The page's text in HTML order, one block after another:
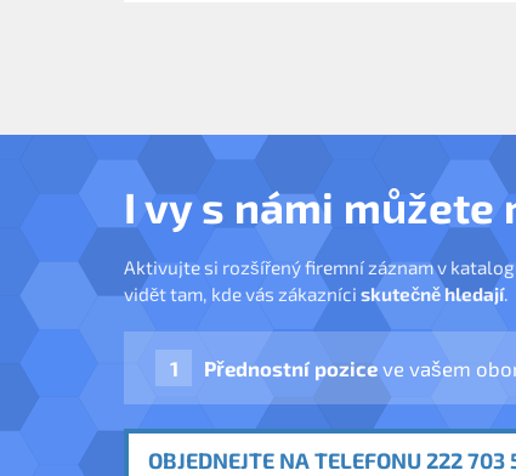
I vy s námi
Aktivujte si rozšířený firemní záznam v
vidět tam, kde vás zákazníci skutečně hledají.
Přednostní pozice ve vašem
OBJEDNEJTE NA TELEFONU 222 703